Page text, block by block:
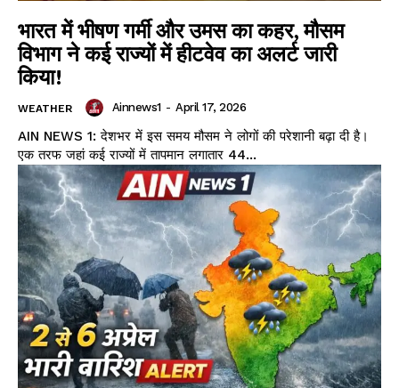
Facebook
X WhatsApp
Share
Read Latest News on AIN
NEWS 1 App
भारत में भीषण गर्मी और उमस का कहर, मौसम
विभाग ने कई राज्यों में हीटवेव का अलर्ट जारी
किया!
WEATHER Ainnews1 - April 17, 2026
AIN NEWS 1: देशभर में इस समय मौसम ने लोगों की परेशानी बढ़ा दी है।
एक तरफ जहां कई राज्यों में तापमान लगातार 44...